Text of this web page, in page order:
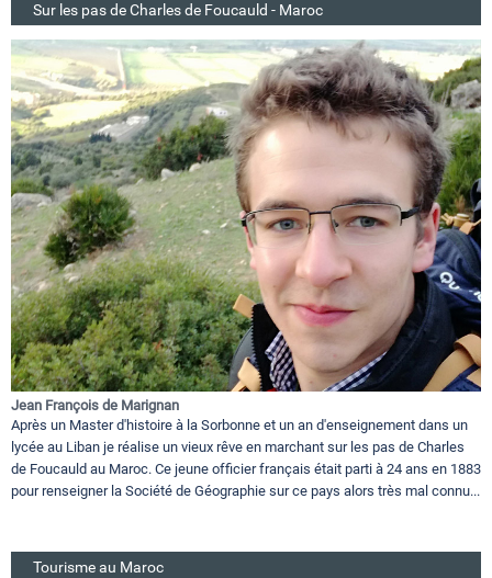
Sur les pas de Charles de Foucauld - Maroc
Jean François de Marignan
Après un Master d'histoire à la Sorbonne et un an d'enseignement dans un
lycée au Liban je réalise un vieux rêve en marchant sur les pas de Charles
de Foucauld au Maroc. Ce jeune officier français était parti à 24 ans en 1883
pour renseigner la Société de Géographie sur ce pays alors très mal connu...
Tourisme au Maroc